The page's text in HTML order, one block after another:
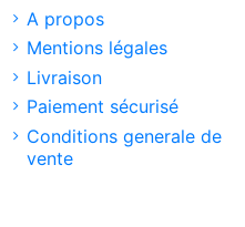
A propos
Mentions légales
Livraison
Paiement sécurisé
Conditions generale de
vente